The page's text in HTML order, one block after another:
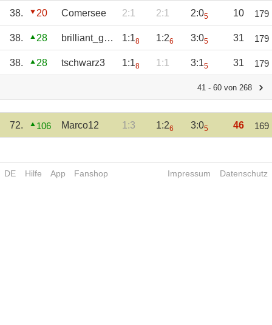
38. 20 Comersee 2:1 2:1 2:05 10 179
38. 28 brilliant_game 1:18 1:26 3:05 31 179
38. 28 tschwarz3 1:18 1:1 3:15 31 179
41 - 60 von 268
72. 106 Marco12 1:3 1:26 3:05 46 169
DE Hilfe App Fanshop Impressum Datenschutz